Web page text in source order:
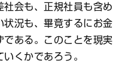
会も、正規社員も含め
状況も、畢竟するにお金
である。このことを現実
くかであろう。